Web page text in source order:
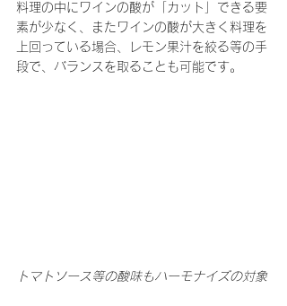
料理の中にワインの酸が「カット」できる要
素が少なく、またワインの酸が大きく料理を
上回っている場合、レモン果汁を絞る等の手
段で、バランスを取ることも可能です。
トマトソース等の酸味もハーモナイズの対象